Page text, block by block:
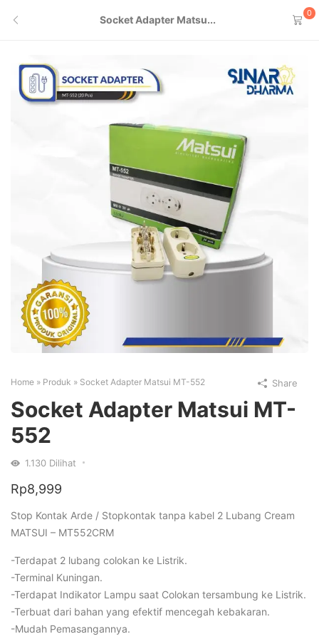
Socket Adapter Matsu...
0
Home » Produk » Socket Adapter Matsui MT-552
Socket Adapter Matsui MT-
552
1.130 Dilihat
Rp8,999
Stop Kontak Arde / Stopkontak tanpa kabel 2 Lubang Cream
MATSUI – MT552CRM
-Terdapat 2 lubang colokan ke Listrik.
-Terminal Kuningan.
-Terdapat Indikator Lampu saat Colokan tersambung ke Listrik.
-Terbuat dari bahan yang efektif mencegah kebakaran.
-Mudah Pemasangannya.
Share